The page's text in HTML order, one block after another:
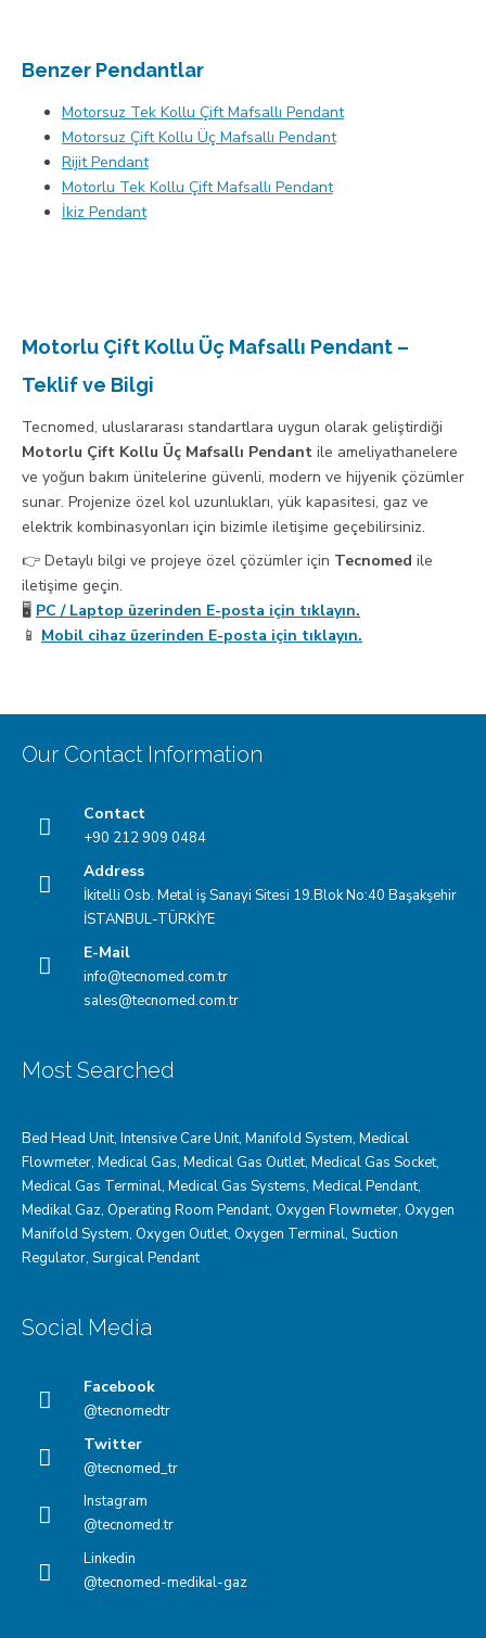
Benzer Pendantlar
Motorsuz Tek Kollu Çift Mafsallı Pendant
Motorsuz Çift Kollu Üç Mafsallı Pendant
Rijit Pendant
Motorlu Tek Kollu Çift Mafsallı Pendant
İkiz Pendant
Motorlu Çift Kollu Üç Mafsallı Pendant –
Teklif ve Bilgi
Tecnomed, uluslararası standartlara uygun olarak geliştirdiği
Motorlu Çift Kollu Üç Mafsallı Pendant ile ameliyathanelere
ve yoğun bakım ünitelerine güvenli, modern ve hijyenik çözümler
sunar. Projenize özel kol uzunlukları, yük kapasitesi, gaz ve
elektrik kombinasyonları için bizimle iletişime geçebilirsiniz.
👉 Detaylı bilgi ve projeye özel çözümler için Tecnomed ile
iletişime geçin.
🖥️ PC / Laptop üzerinden E-posta için tıklayın.
📱 Mobil cihaz üzerinden E-posta için tıklayın.
Our Contact Information
Contact
+90 212 909 0484
Address
İkitelli Osb. Metal iş Sanayi Sitesi 19.Blok No:40 Başakşehir
İSTANBUL-TÜRKİYE
E-Mail
info@tecnomed.com.tr
sales@tecnomed.com.tr
Most Searched
Bed Head Unit, Intensive Care Unit, Manifold System, Medical
Flowmeter, Medical Gas, Medical Gas Outlet, Medical Gas Socket,
Medical Gas Terminal, Medical Gas Systems, Medical Pendant,
Medikal Gaz, Operating Room Pendant, Oxygen Flowmeter, Oxygen
Manifold System, Oxygen Outlet, Oxygen Terminal, Suction
Regulator, Surgical Pendant
Social Media
Facebook
@tecnomedtr
Twitter
@tecnomed_tr
Instagram
@tecnomed.tr
Linkedin
@tecnomed-medikal-gaz